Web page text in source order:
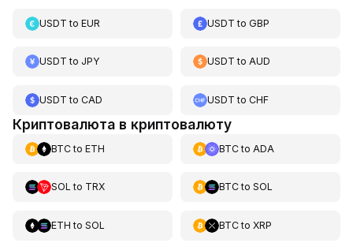
USDT to EUR USDT toGBP
USDT to JPY USDT toAUD
USDT to CAD USDT toCHF
Криптовалюта в криптовалюту
BTCto ETH BTCto ADA
SOL to TRX BTCto SOL
ETH to SOL BTCto XRP